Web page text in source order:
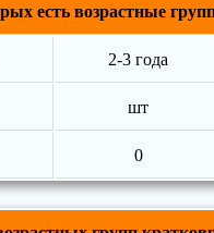
есть возрастные
2-3 года
шт
0